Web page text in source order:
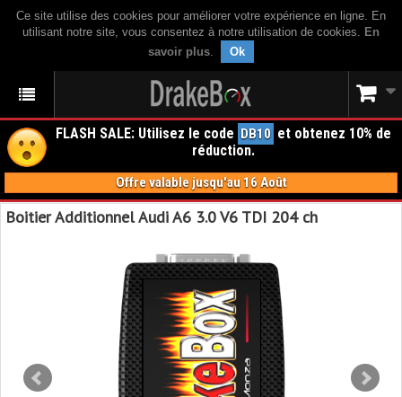
Ce site utilise des cookies pour améliorer votre expérience en ligne. En
utilisant notre site, vous consentez à notre utilisation de cookies. En
savoir plus. Ok
FLASH SALE: Utilisez le code DB10 et obtenez 10% de
réduction.
Offre valable jusqu'au 16 Août
Boitier Additionnel Audi A6 3.0 V6 TDI 204 ch